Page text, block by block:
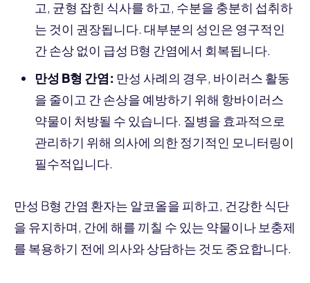
고, 균형 잡힌 식사를 하고, 수분을 충분히 섭취하
는 것이 권장됩니다. 대부분의 성인은 영구적인
간 손상 없이 급성 B형 간염에서 회복됩니다.
만성 B형 간염: 만성 사례의 경우, 바이러스 활동
을 줄이고 간 손상을 예방하기 위해 항바이러스
약물이 처방될 수 있습니다. 질병을 효과적으로
관리하기 위해 의사에 의한 정기적인 모니터링이
필수적입니다.
만성 B형 간염 환자는 알코올을 피하고, 건강한 식단
을 유지하며, 간에 해를 끼칠 수 있는 약물이나 보충제
를 복용하기 전에 의사와 상담하는 것도 중요합니다.